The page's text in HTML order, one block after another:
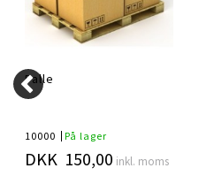
Palle
10000 På lager
DKK 150,00 inkl. moms